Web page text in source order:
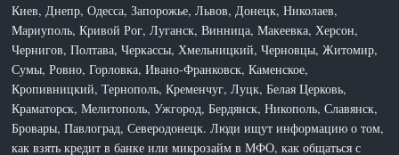
Киев, Днепр, Одесса, Запорожье, Львов, Донецк, Николаев,
Мариуполь, Кривой Рог, Луганск, Винница, Макеевка, Херсон,
Чернигов, Полтава, Черкассы, Хмельницкий, Черновцы, Житомир,
Сумы, Ровно, Горловка, Ивано-Франковск, Каменское,
Кропивницкий, Тернополь, Кременчуг, Луцк, Белая Церковь,
Краматорск, Мелитополь, Ужгород, Бердянск, Никополь, Славянск,
Бровары, Павлоград, Северодонецк. Люди ищут информацию о том,
как взять кредит в банке или микрозайм в МФО, как общаться с